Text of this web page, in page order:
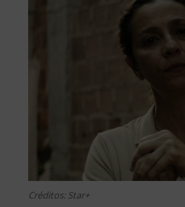
Créditos: Star+